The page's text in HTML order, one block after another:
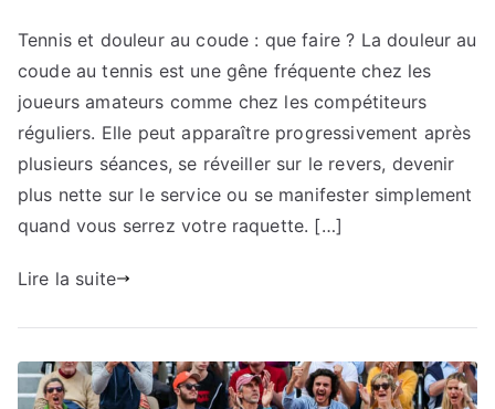
Tennis et douleur au coude : que faire ? La douleur au
coude au tennis est une gêne fréquente chez les
joueurs amateurs comme chez les compétiteurs
réguliers. Elle peut apparaître progressivement après
plusieurs séances, se réveiller sur le revers, devenir
plus nette sur le service ou se manifester simplement
quand vous serrez votre raquette. […]
Lire la suite